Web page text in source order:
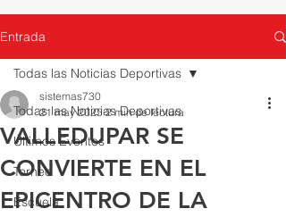
Entrada
Todas las Noticias Deportivas
Últimos Eventos
Torneo
Escuela
Todas las Noticias Deportivas
VALLEDUPAR SE
CONVIERTE EN EL
EPICENTRO DE LA
sistemas730
21 may 2025 2 min de lectura